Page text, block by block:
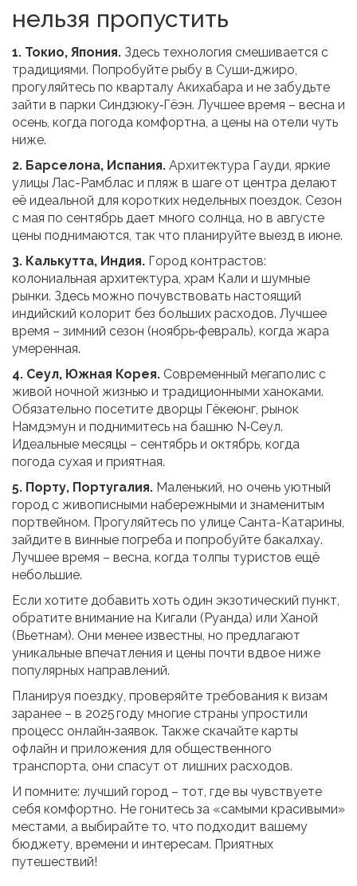
нельзя пропустить
1. Токио, Япония. Здесь технология смешивается с
традициями. Попробуйте рыбу в Суши‑джиро,
прогуляйтесь по кварталу Акихабара и не забудьте
зайти в парки Синдзюку‑Гёэн. Лучшее время – весна и
осень, когда погода комфортна, а цены на отели чуть
ниже.
2. Барселона, Испания. Архитектура Гауди, яркие
улицы Лас-Рамблас и пляж в шаге от центра делают
её идеальной для коротких недельных поездок. Сезон
с мая по сентябрь дает много солнца, но в августе
цены поднимаются, так что планируйте выезд в июне.
3. Калькутта, Индия. Город контрастов:
колониальная архитектура, храм Кали и шумные
рынки. Здесь можно почувствовать настоящий
индийский колорит без больших расходов. Лучшее
время – зимний сезон (ноябрь‑февраль), когда жара
умеренная.
4. Сеул, Южная Корея. Современный мегаполис с
живой ночной жизнью и традиционными ханоками.
Обязательно посетите дворцы Гёкеюнг, рынок
Намдэмун и поднимитесь на башню N‑Сеул.
Идеальные месяцы – сентябрь и октябрь, когда
погода сухая и приятная.
5. Порту, Португалия. Маленький, но очень уютный
город с живописными набережными и знаменитым
портвейном. Прогуляйтесь по улице Санта-Катарины,
зайдите в винные погреба и попробуйте бакалхау.
Лучшее время – весна, когда толпы туристов ещё
небольшие.
Если хотите добавить хоть один экзотический пункт,
обратите внимание на Кигали (Руанда) или Ханой
(Вьетнам). Они менее известны, но предлагают
уникальные впечатления и цены почти вдвое ниже
популярных направлений.
Планируя поездку, проверяйте требования к визам
заранее – в 2025 году многие страны упростили
процесс онлайн‑заявок. Также скачайте карты
офлайн и приложения для общественного
транспорта, они спасут от лишних расходов.
И помните: лучший город – тот, где вы чувствуете
себя комфортно. Не гонитесь за «самыми красивыми»
местами, а выбирайте то, что подходит вашему
бюджету, времени и интересам. Приятных
путешествий!